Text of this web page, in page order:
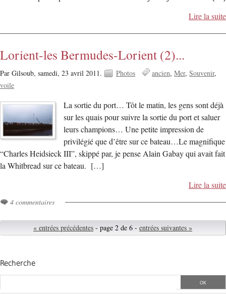
Lire la suite
Lorient-les Bermudes-Lorient (2)...
Par Gilsoub, samedi, 23 avril 2011. Photos ancien Mer Souvenir
voile
La sortie du port… Tôt le matin, les gens sont déjà
sur les quais pour suivre la sortie du port et saluer
leurs champions… Une petite impression de
privilégié que d’être sur ce bateau…Le magnifique
“Charles Heidsieck III”, skippé par, je pense Alain Gabay qui avait fait
la Whitbread sur ce bateau. […]
Lire la suite
4 commentaires
« entrées précédentes - page 2 de 6 - entrées suivantes »
Recherche